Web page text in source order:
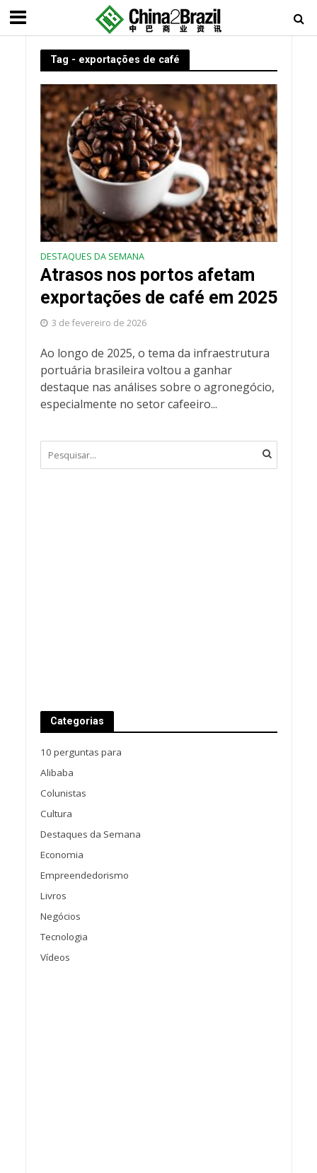
Tag - exportações de café
DESTAQUES DA SEMANA
Atrasos nos portos afetam
exportações de café em 2025
3 de fevereiro de 2026
Ao longo de 2025, o tema da infraestrutura
portuária brasileira voltou a ganhar
destaque nas análises sobre o agronegócio,
especialmente no setor cafeeiro...
Categorias
10 perguntas para
Alibaba
Colunistas
Cultura
Destaques da Semana
Economia
Empreendedorismo
Livros
Negócios
Tecnologia
Vídeos